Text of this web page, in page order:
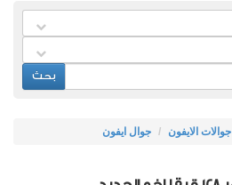
بحث
جوالات الايفون جوال ايفون